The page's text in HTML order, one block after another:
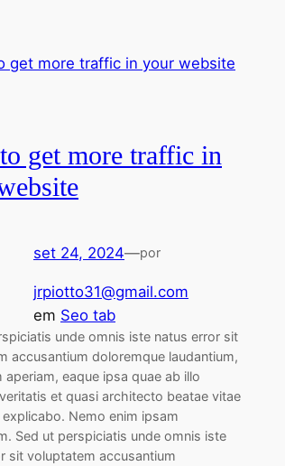
get more traffic in
set 24, 2024—por
jrpiotto31@gmail.com
em Seo tab
unde omnis iste natus error sit
accusantium doloremque laudantium,
aperiam, eaque ipsa quae ab illo
et quasi architecto beatae vitae
Nemo enim ipsam
Sed ut perspiciatis unde omnis iste
sit voluptatem accusantium